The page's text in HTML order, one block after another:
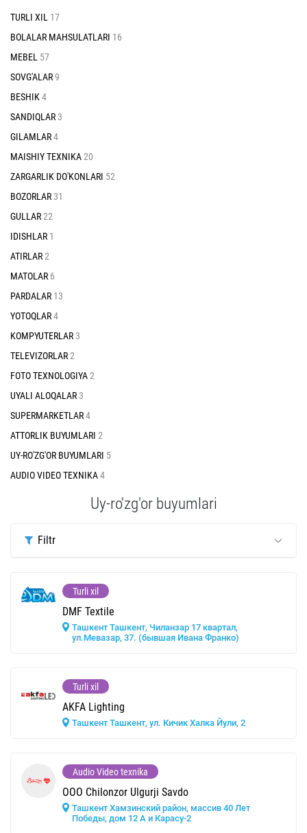
TURLI XIL 17
BOLALAR MAHSULATLARI 16
MEBEL 57
SOVG'ALAR9
BESHIK 4
SANDIQLAR3
GILAMLAR4
MAISHIY TEXNIKA20
ZARGARLIK DO'KONLARI 52
BOZORLAR31
GULLAR22
IDISHLAR 1
ATIRLAR2
MATOLAR 6
PARDALAR 13
YOTOQLAR4
KOMPYUTERLAR3
TELEVIZORLAR2
FOTO TEXNOLOGIYA2
UYALI ALOQALAR3
SUPERMARKETLAR4
ATTORLIK BUYUMLARI 2
UY-RO'ZG'OR BUYUMLARI 5
AUDIO VIDEO TEXNIKA4
Uy-ro'zg'or buyumlari
Filtr
Turli xil
DMF Textile
Ташкент Ташкент, Чиланзар 17 квартал,
ул.Мевазар, 37. (бывшая Ивана Франко)
Turli xil
AKFA Lighting
Ташкент Ташкент, ул. Кичик Халка Йули, 2
Audio Video texnika
OOO Chilonzor Ulgurji Savdo
Ташкент Хамзинский район, массив 40 Лет
Победы, дом 12 А и Карасу-2